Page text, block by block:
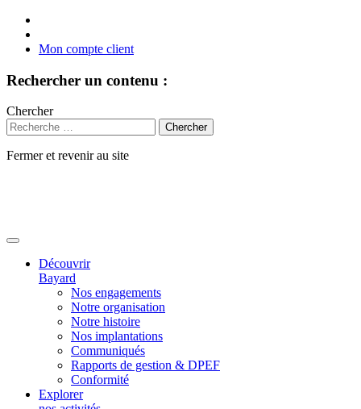
Mon compte client
Rechercher un contenu :
Chercher
Fermer et revenir au site
Découvrir
Bayard
Nos engagements
Notre organisation
Notre histoire
Nos implantations
Communiqués
Rapports de gestion & DPEF
Conformité
Explorer